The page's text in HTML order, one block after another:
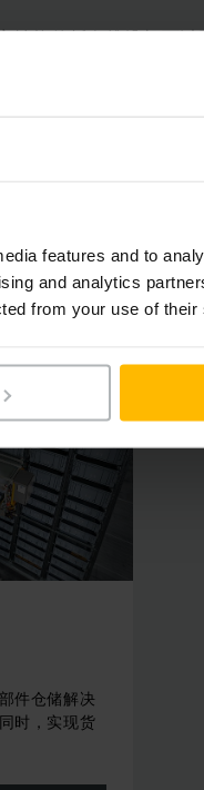
features and to
and analytics
from your use of
性能的托盘堆垛机可
置：我们很乐意提前
一起规划自动托盘立
件仓储解决
时，实现货